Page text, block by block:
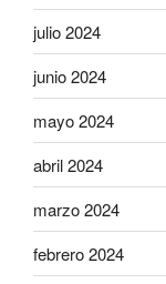
julio 2024
junio 2024
mayo 2024
abril 2024
marzo 2024
febrero 2024